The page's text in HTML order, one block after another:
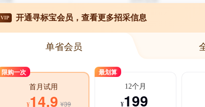
VIP 开通寻标宝会员，查看更多招采信息
单省会员
限购一次
首月试用
¥14.9 ¥39
最划算
12个月
¥199